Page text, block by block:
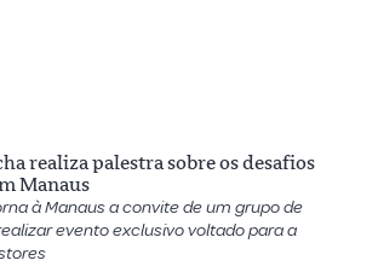
realiza palestra sobre os desafios
Manaus
à Manaus a convite de um grupo de
evento exclusivo voltado para a